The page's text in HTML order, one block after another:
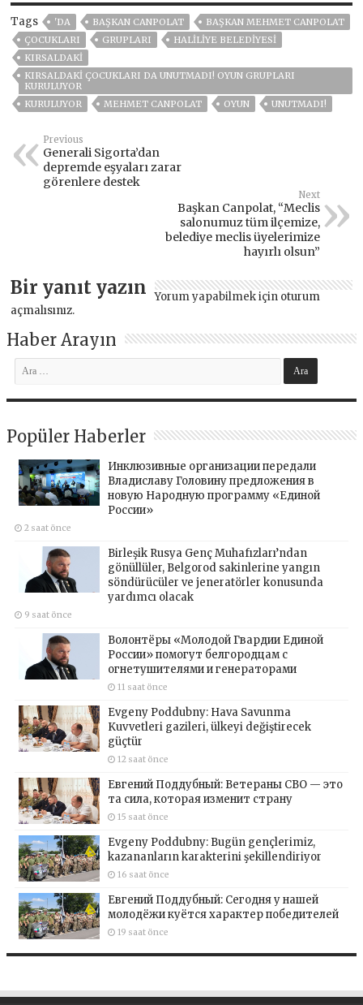
Tags 'DA BAŞKAN CANPOLAT
BAŞKAN MEHMET CANPOLAT
ÇOCUKLARI
GRUPLARI
HALİLİYE BELEDİYESİ
KIRSALDAKİ
KIRSALDAKİ ÇOCUKLARI DA UNUTMADI! OYUN GRUPLARI
KURULUYOR
KURULUYOR
MEHMET CANPOLAT OYUN UNUTMADI!
Previous
Generali Sigorta’dan
depremde eşyaları zarar
görenlere destek
Next
Başkan Canpolat, “Meclis
salonumuz tüm ilçemize,
belediye meclis üyelerimize
hayırlı olsun”
Bir yanıt yazın Yorum yapabilmek için oturum
açmalısınız.
Haber Arayın
Popüler Haberler
Инклюзивные организации передали
Владиславу Головину предложения в
новую Народную программу «Единой
России»
2 saat önce
Birleşik Rusya Genç Muhafızları’ndan
gönüllüler, Belgorod sakinlerine yangın
söndürücüler ve jeneratörler konusunda
yardımcı olacak
9 saat önce
Волонтёры «Молодой Гвардии Единой
России» помогут белгородцам с
огнетушителями и генераторами
11 saat önce
Evgeny Poddubny: Hava Savunma
Kuvvetleri gazileri, ülkeyi değiştirecek
güçtür
12 saat önce
Евгений Поддубный: Ветераны СВО — это
та сила, которая изменит страну
15 saat önce
Evgeny Poddubny: Bugün gençlerimiz,
kazananların karakterini şekillendiriyor
16 saat önce
Евгений Поддубный: Сегодня у нашей
молодёжи куётся характер победителей
19 saat önce